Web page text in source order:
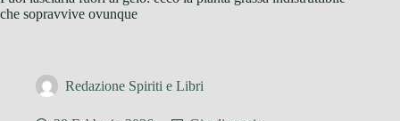
che sopravvive ovunque
Redazione Spiriti e Libri